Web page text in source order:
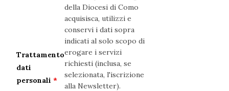
Trattamento
dati
personali *
della Diocesi di Como
acquisisca, utilizzi e
conservi i dati sopra
indicati al solo scopo di
erogare i servizi
richiesti (inclusa, se
selezionata, l'iscrizione
alla Newsletter).